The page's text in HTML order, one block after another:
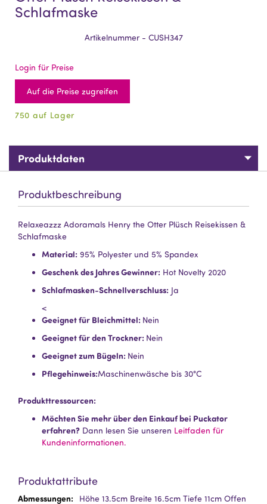
Schlafmaske
Artikelnummer - CUSH347
Login für Preise
Auf die Preise zugreifen
750 auf Lager
Produktdaten
Produktbeschreibung
Relaxeazzz Adoramals Henry the Otter Plüsch Reisekissen &
Schlafmaske
Material: 95% Polyester und 5% Spandex
Geschenk des Jahres Gewinner: Hot Novelty 2020
Schlafmasken-Schnellverschluss: Ja
<
Geeignet für Bleichmittel: Nein
Geeignet für den Trockner: Nein
Geeignet zum Bügeln: Nein
Pflegehinweis:Maschinenwäsche bis 30°C
Produkttressourcen:
Möchten Sie mehr über den Einkauf bei Puckator
erfahren? Dann lesen Sie unseren Leitfaden für
Kundeninformationen.
Produktattribute
Mehr
Höhe 13.5cm Breite 16.5cm Tiefe 11cm Offen